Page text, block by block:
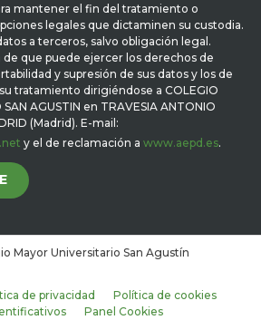
mantener el fin del tratamiento o
legales que dictaminen su custodia.
a terceros, salvo obligación legal.
que puede ejercer los derechos de
y supresión de sus datos y los de
tratamiento dirigiéndose a COLEGIO
SAN AGUSTIN en TRAVESIA ANTONIO
(Madrid). E-mail:
y el de reclamación a www.aepd.es.
Mayor Universitario San Agustín
de privacidad
Política de cookies
Panel Cookies